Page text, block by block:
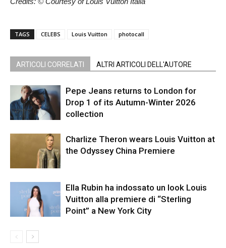
TAGS CELEBS Louis Vuitton photocall
ARTICOLI CORRELATI ALTRI ARTICOLI DELL'AUTORE
Pepe Jeans returns to London for
Drop 1 of its Autumn-Winter 2026
collection
Charlize Theron wears Louis Vuitton at
the Odyssey China Premiere
Ella Rubin ha indossato un look Louis
Vuitton alla premiere di “Sterling
Point” a New York City